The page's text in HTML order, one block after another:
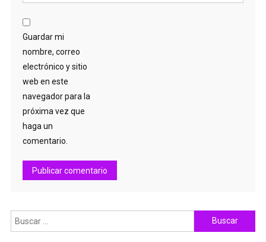
Guardar mi
nombre, correo
electrónico y sitio
web en este
navegador para la
próxima vez que
haga un
comentario.
Buscar: